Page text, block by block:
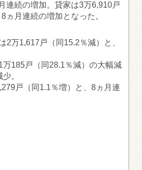
連続の増加。貸家は3万6,910戸
ヵ月連続の増加となった。
万1,617戸（同15.2％減）と、
万185戸（同28.1％減）の大幅減
。
戸（同1.1％増）と、8ヵ月連